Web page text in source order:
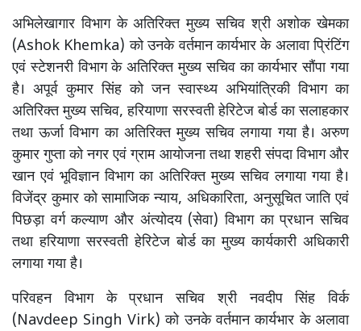
अभिलेखागार विभाग के अतिरिक्त मुख्य सचिव श्री अशोक खेमका
(Ashok Khemka) को उनके वर्तमान कार्यभार के अलावा प्रिंटिंग
एवं स्टेशनरी विभाग के अतिरिक्त मुख्य सचिव का कार्यभार सौंपा गया
है। अपूर्व कुमार सिंह को जन स्वास्थ्य अभियांत्रिकी विभाग का
अतिरिक्त मुख्य सचिव, हरियाणा सरस्वती हेरिटेज बोर्ड का सलाहकार
तथा ऊर्जा विभाग का अतिरिक्त मुख्य सचिव लगाया गया है। अरुण
कुमार गुप्ता को नगर एवं ग्राम आयोजना तथा शहरी संपदा विभाग और
खान एवं भूविज्ञान विभाग का अतिरिक्त मुख्य सचिव लगाया गया है।
विजेंद्र कुमार को सामाजिक न्याय, अधिकारिता, अनुसूचित जाति एवं
पिछड़ा वर्ग कल्याण और अंत्योदय (सेवा) विभाग का प्रधान सचिव
तथा हरियाणा सरस्वती हेरिटेज बोर्ड का मुख्य कार्यकारी अधिकारी
लगाया गया है।
परिवहन विभाग के प्रधान सचिव श्री नवदीप सिंह विर्क
(Navdeep Singh Virk) को उनके वर्तमान कार्यभार के अलावा